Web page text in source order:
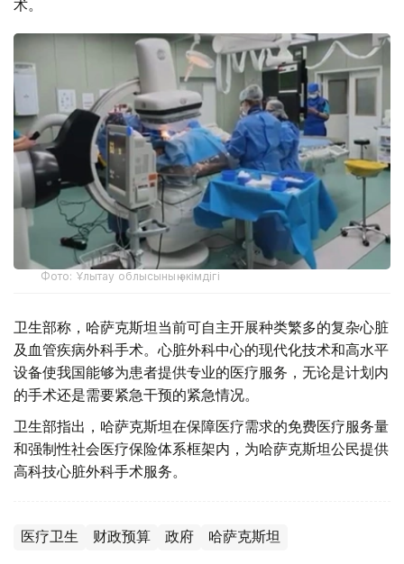
术。
Фото: Ұлытау облысының әкімдігі
卫生部称，哈萨克斯坦当前可自主开展种类繁多的复杂心脏
及血管疾病外科手术。心脏外科中心的现代化技术和高水平
设备使我国能够为患者提供专业的医疗服务，无论是计划内
的手术还是需要紧急干预的紧急情况。
卫生部指出，哈萨克斯坦在保障医疗需求的免费医疗服务量
和强制性社会医疗保险体系框架内，为哈萨克斯坦公民提供
高科技心脏外科手术服务。
医疗卫生 财政预算 政府 哈萨克斯坦